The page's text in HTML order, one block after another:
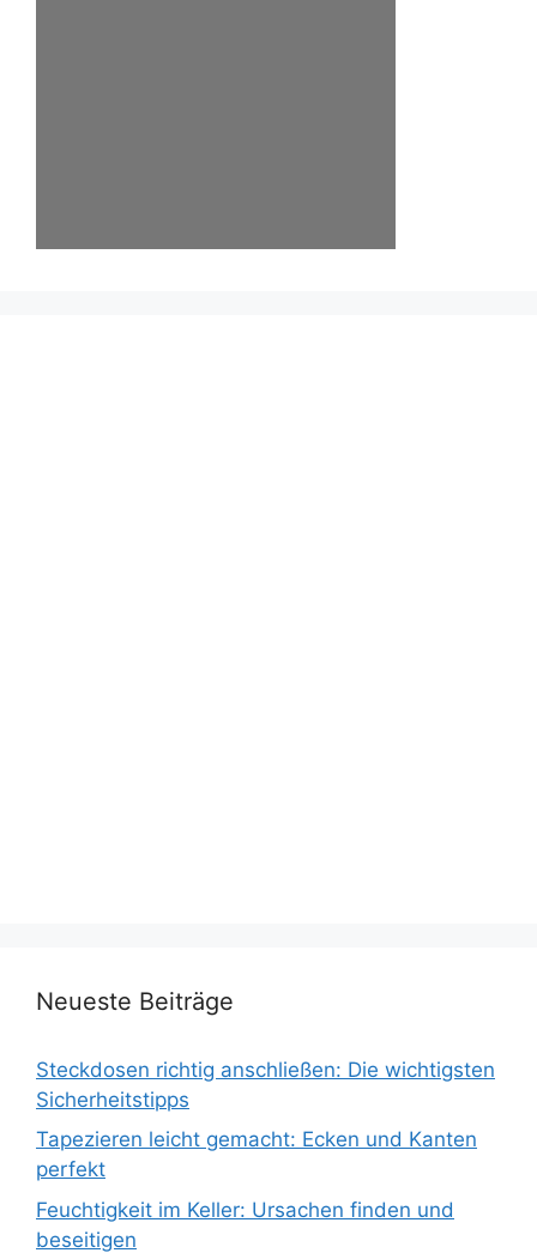
Neueste Beiträge
Steckdosen richtig anschließen: Die wichtigsten
Sicherheitstipps
Tapezieren leicht gemacht: Ecken und Kanten
perfekt
Feuchtigkeit im Keller: Ursachen finden und
beseitigen